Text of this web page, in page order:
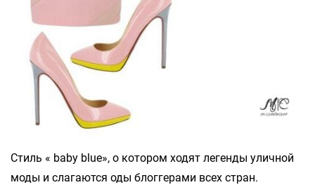
Стиль « baby blue», о котором ходят легенды уличной
моды и слагаются оды блоггерами всех стран.